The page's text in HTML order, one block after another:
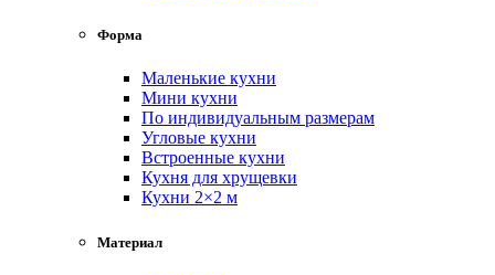
Форма
Маленькие кухни
Мини кухни
По индивидуальным размерам
Угловые кухни
Встроенные кухни
Кухня для хрущевки
Кухни 2×2 м
Материал